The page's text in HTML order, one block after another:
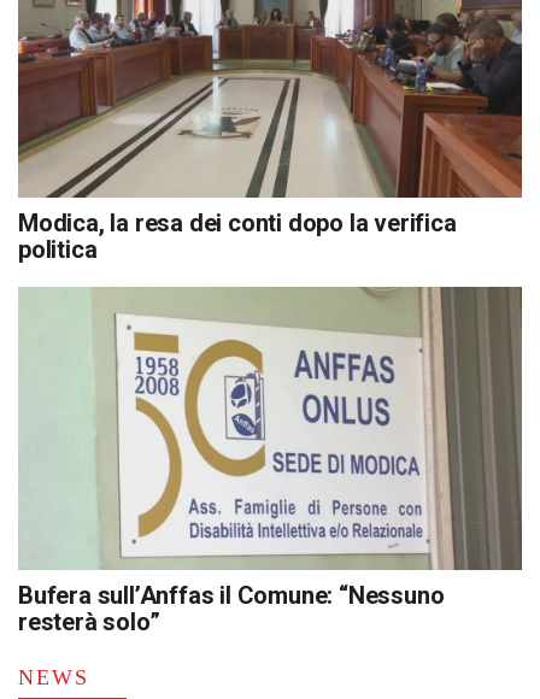
Modica, la resa dei conti dopo la verifica
politica
Bufera sull’Anffas il Comune: “Nessuno
resterà solo”
NEWS